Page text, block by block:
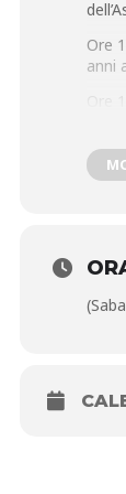
Ore
anni
Ore
Ore
Ore